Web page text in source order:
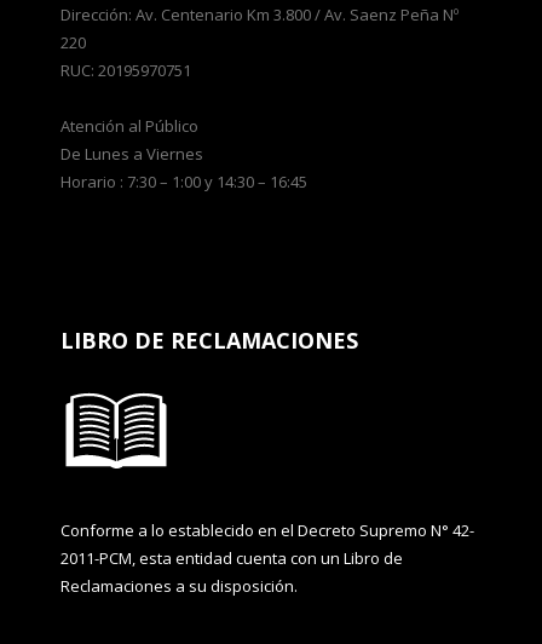
Dirección: Av. Centenario Km 3.800 / Av. Saenz Peña Nº
220
RUC: 20195970751
Atención al Público
De Lunes a Viernes
Horario : 7:30 – 1:00 y 14:30 – 16:45
LIBRO DE RECLAMACIONES
Conforme a lo establecido en el Decreto Supremo N° 42-
2011-PCM, esta entidad cuenta con un Libro de
Reclamaciones a su disposición.